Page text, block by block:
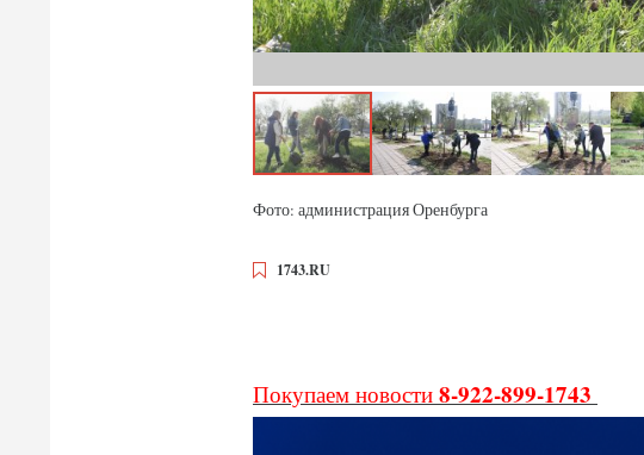
Фото: администрация Оренбурга
1743.RU
Покупаем новости 8-922-899-1743